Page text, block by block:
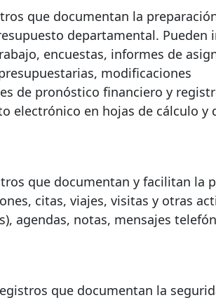
que documentan la
departamental. Pueden
encuestas, informes de
modificaciones
de pronóstico financiero y
electrónico en hojas de cálculo y
que documentan y facilitan la
citas, viajes, visitas y otras
agendas, notas, mensajes
que documentan la